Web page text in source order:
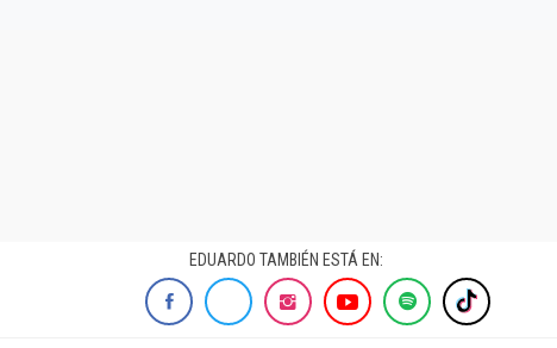
EDUARDO TAMBIÉN ESTÁ EN: